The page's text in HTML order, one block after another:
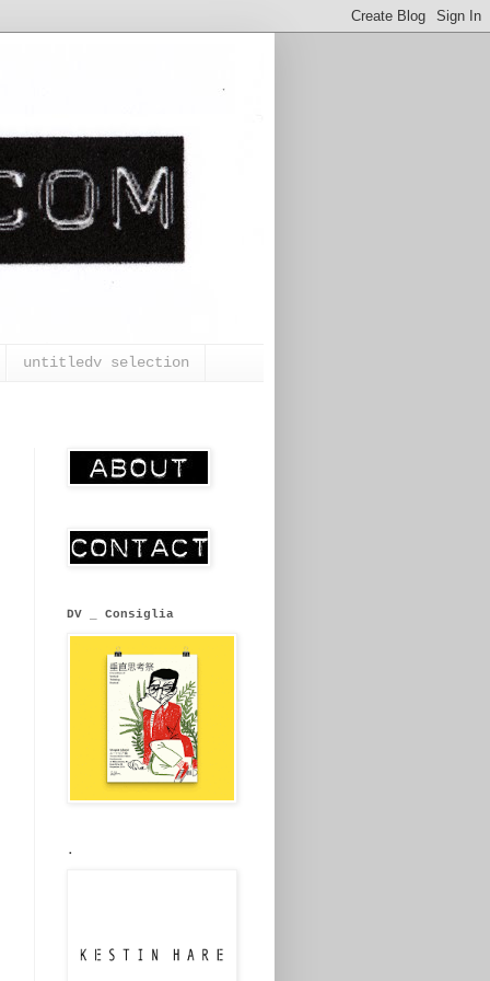
untitledv selection
DV _ Consiglia
.